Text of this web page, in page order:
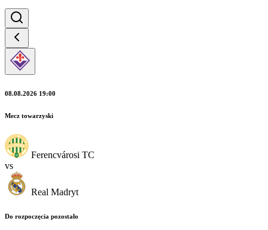
08.08.2026 19:00
Mecz towarzyski
Ferencvárosi TC
vs
Real Madryt
Do rozpoczęcia pozostało